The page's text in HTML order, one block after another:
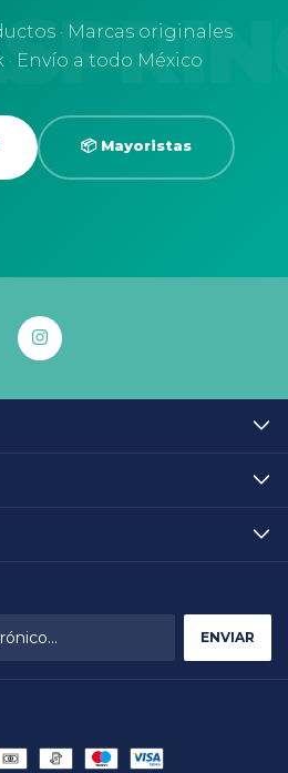
· Marcas originales
· Envío a todo México
📦 Mayoristas